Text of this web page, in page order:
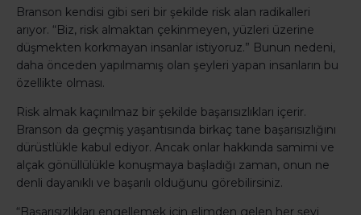
Branson kendisi gibi seri bir şekilde risk alan radikalleri
arıyor. “Biz, risk almaktan çekinmeyen, yüzleri üzerine
düşmekten korkmayan insanlar istiyoruz.” Bunun nedeni,
daha önceden yapılmamış olan şeyleri yapan insanların bu
özellikte olması.
Risk almak kaçınılmaz bir şekilde başarısızlıkları içerir.
Branson da geçmiş yaşantısında birkaç tane başarısızlığını
dürüstlükle kabul ediyor. Ancak onlar hakkında samimi ve
alçak gönüllülükle konuşmaya başladığı zaman, onun ne
denli dayanıklı ve başarılı olduğunu görebilirsiniz.
“Başarısızlıkları engellemek için elimden gelen her şeyi